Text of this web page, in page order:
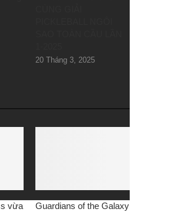
20 Tháng 3, 2025
vừa
Guardians of the Galaxy